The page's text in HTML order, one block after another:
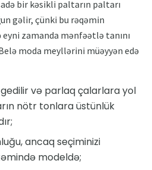
bir kəsikli paltarın paltarı
gəlir, çünki bu rəqəmin
eyni zamanda mənfəətlə tanını
moda meyllərini müəyyən edə
və parlaq çalarlara yol
nötr tonlara üstünlük
ancaq seçiminizi
modeldə;